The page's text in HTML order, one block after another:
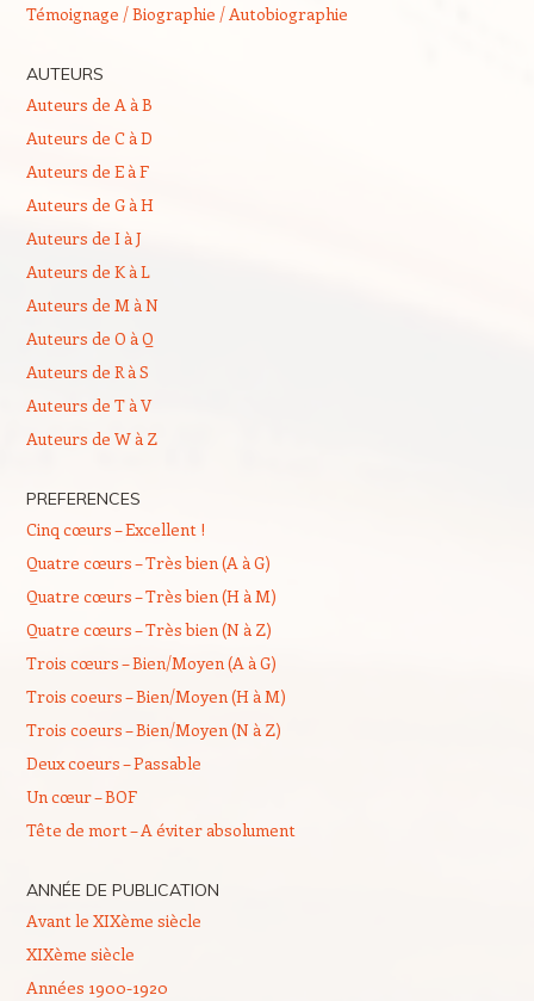
Témoignage / Biographie / Autobiographie
AUTEURS
Auteurs de A à B
Auteurs de C à D
Auteurs de E à F
Auteurs de G à H
Auteurs de I à J
Auteurs de K à L
Auteurs de M à N
Auteurs de O à Q
Auteurs de R à S
Auteurs de T à V
Auteurs de W à Z
PREFERENCES
Cinq cœurs – Excellent !
Quatre cœurs – Très bien (A à G)
Quatre cœurs – Très bien (H à M)
Quatre cœurs – Très bien (N à Z)
Trois cœurs – Bien/Moyen (A à G)
Trois coeurs – Bien/Moyen (H à M)
Trois coeurs – Bien/Moyen (N à Z)
Deux coeurs – Passable
Un cœur – BOF
Tête de mort – A éviter absolument
ANNÉE DE PUBLICATION
Avant le XIXème siècle
XIXème siècle
Années 1900-1920